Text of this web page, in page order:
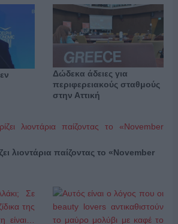
Δώδεκα άδειες για
περιφερειακούς σταθμούς
στην Αττική
λιοντάρια παίζοντας το «November